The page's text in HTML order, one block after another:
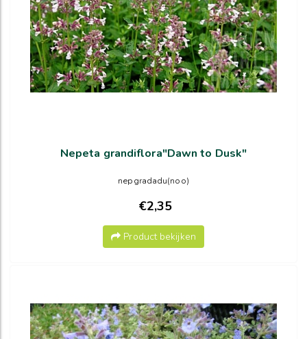
Nepeta grandiflora"Dawn to Dusk"
nepgradadu(noo)
€2,35
Product bekijken